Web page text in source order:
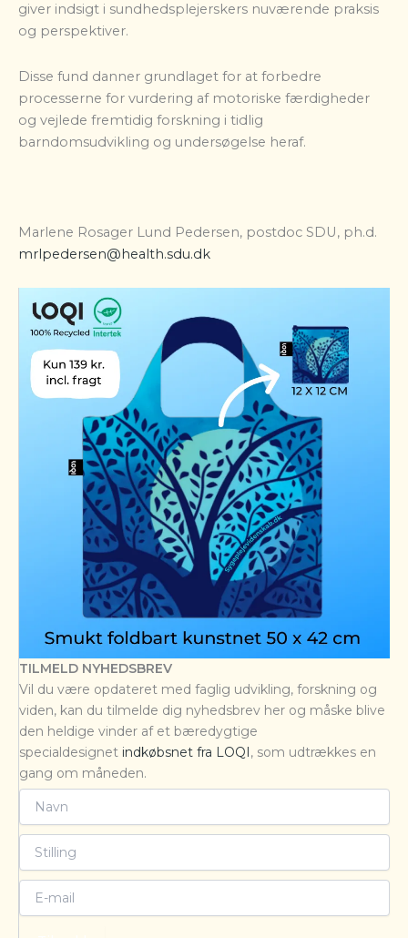
giver indsigt i sundhedsplejerskers nuværende praksis
og perspektiver.
Disse fund danner grundlaget for at forbedre
processerne for vurdering af motoriske færdigheder
og vejlede fremtidig forskning i tidlig
barndomsudvikling og undersøgelse heraf.
Marlene Rosager Lund Pedersen, postdoc SDU, ph.d.
mrlpedersen@health.sdu.dk
TILMELD NYHEDSBREV
Vil du være opdateret med faglig udvikling, forskning og
viden, kan du tilmelde dig nyhedsbrev her og måske blive
den heldige vinder af et bæredygtige
specialdesignet indkøbsnet fra LOQI, som udtrækkes en
gang om måneden.